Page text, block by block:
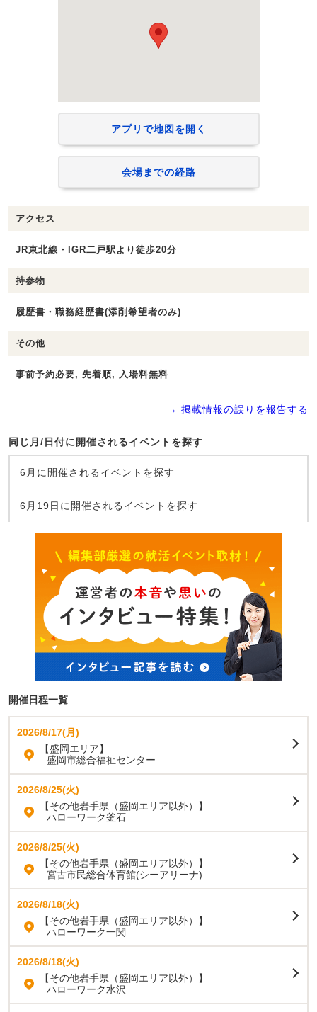
アプリで地図を開く
会場までの経路
アクセス
JR東北線・IGR二戸駅より徒歩20分
持参物
履歴書・職務経歴書(添削希望者のみ)
その他
事前予約必要, 先着順, 入場料無料
→ 掲載情報の誤りを報告する
同じ月/日付に開催されるイベントを探す
6月に開催されるイベントを探す
6月19日に開催されるイベントを探す
開催日程一覧
2026/8/17(月)
【盛岡エリア】
盛岡市総合福祉センター
2026/8/25(火)
【その他岩手県（盛岡エリア以外）】
ハローワーク釜石
2026/8/25(火)
【その他岩手県（盛岡エリア以外）】
宮古市民総合体育館(シーアリーナ)
2026/8/18(火)
【その他岩手県（盛岡エリア以外）】
ハローワーク一関
2026/8/18(火)
【その他岩手県（盛岡エリア以外）】
ハローワーク水沢